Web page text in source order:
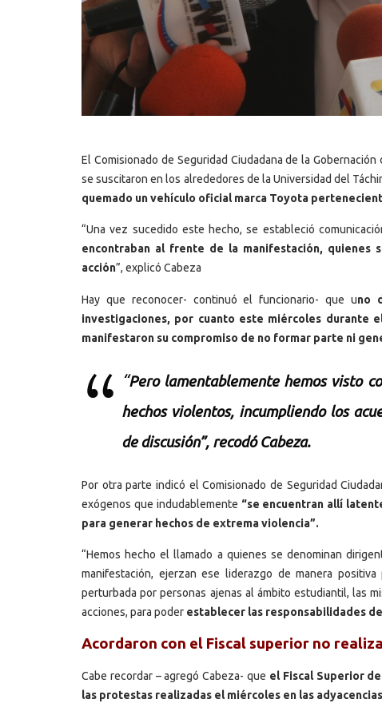
El Comisionado de Seguridad Ciudadana de la
se suscitaron en los alrededores de la Universidad del
quemado un vehículo oficial marca Toyota
“Una vez sucedido este hecho, se estableció
encontraban al frente de la manifestación,
acción”, explicó Cabeza
Hay que reconocer- continuó el funcionario- que uno
investigaciones, por cuanto este miércoles durante
manifestaron su compromiso de no formar parte ni
“Pero lamentablemente hemos visto
hechos violentos, incumpliendo los
de discusión”, recodó Cabeza.
Por otra parte indicó el Comisionado de Seguridad
exógenos que indudablemente “se encuentran allí
para generar hechos de extrema violencia”.
“Hemos hecho el llamado a quienes se denominan
manifestación, ejerzan ese liderazgo de manera
perturbada por personas ajenas al ámbito estudiantil, las
acciones, para poder establecer las responsabilidades
Acordaron con el Fiscal superior no
Cabe recordar – agregó Cabeza- que el Fiscal Superior
las protestas realizadas el miércoles en las